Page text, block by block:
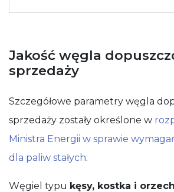
Jakość węgla
sprzedaży
Szczegółowe parametry węgla
sprzedaży zostały określone w
Ministra Energii w sprawie
dla paliw stałych.
Węgiel typu kęsy, kostka i orzech